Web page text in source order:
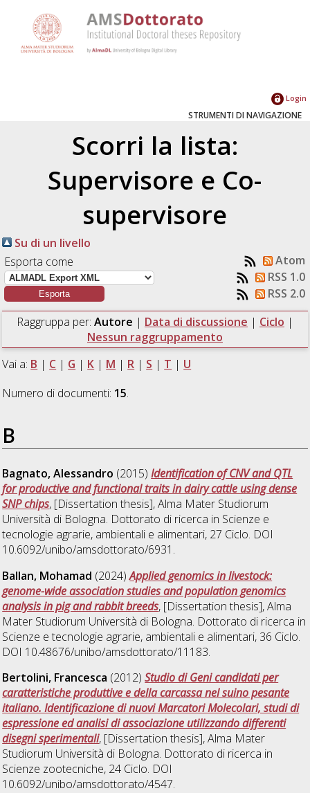
Login
STRUMENTI DI NAVIGAZIONE
Scorri la lista:
Supervisore e Co-
supervisore
Su di un livello
Esporta come
Atom
RSS 1.0
RSS 2.0
Raggruppa per: Autore | Data di discussione | Ciclo |
Nessun raggruppamento
Vai a: B | C | G | K | M | R | S | T | U
Numero di documenti: 15.
B
Bagnato, Alessandro (2015)Identification of CNV and QTL
for productive and functional traits in dairy cattle using dense
SNP chips, [Dissertation thesis], Alma Mater Studiorum
Università di Bologna. Dottorato di ricerca in Scienze e
tecnologie agrarie, ambientali e alimentari, 27 Ciclo. DOI
10.6092/unibo/amsdottorato/6931.
Ballan, Mohamad (2024)Applied genomics in livestock:
genome-wide association studies and population genomics
analysis in pig and rabbit breeds, [Dissertation thesis], Alma
Mater Studiorum Università di Bologna. Dottorato di ricerca in
Scienze e tecnologie agrarie, ambientali e alimentari, 36 Ciclo.
DOI 10.48676/unibo/amsdottorato/11183.
Bertolini, Francesca (2012)Studio di Geni candidati per
caratteristiche produttive e della carcassa nel suino pesante
italiano. Identificazione di nuovi Marcatori Molecolari, studi di
espressione ed analisi di associazione utilizzando differenti
disegni sperimentali, [Dissertation thesis], Alma Mater
Studiorum Università di Bologna. Dottorato di ricerca in
Scienze zootecniche, 24 Ciclo. DOI
10.6092/unibo/amsdottorato/4547.